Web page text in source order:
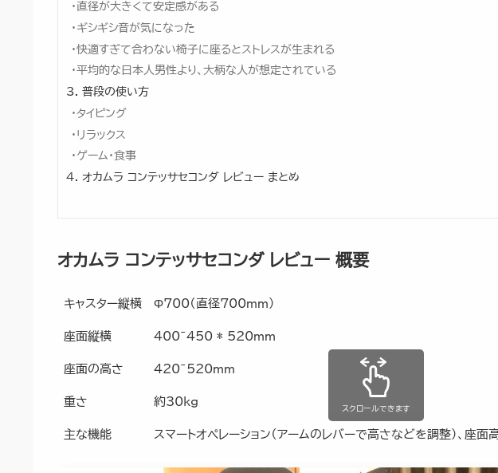
直径が大きくて安定感がある
ギシギシ音が気になった
快適すぎて合わない椅子に座るとストレスが生まれる
平均的な日本人男性より、大柄な人が想定されている
普段の使い方
タイピング
リラックス
ゲーム・食事
オカムラ コンテッサセコンダ レビュー まとめ
オカムラ コンテッサセコンダ レビュー 概要
キャスター縦横 Φ700（直径700mm）
座面縦横 400~450 * 520mm
座面の高さ 420~520mm
重さ 約30kg
主な機能 スマートオペレーション（アームのレバーで高さなどを調整）、座
スクロールできます